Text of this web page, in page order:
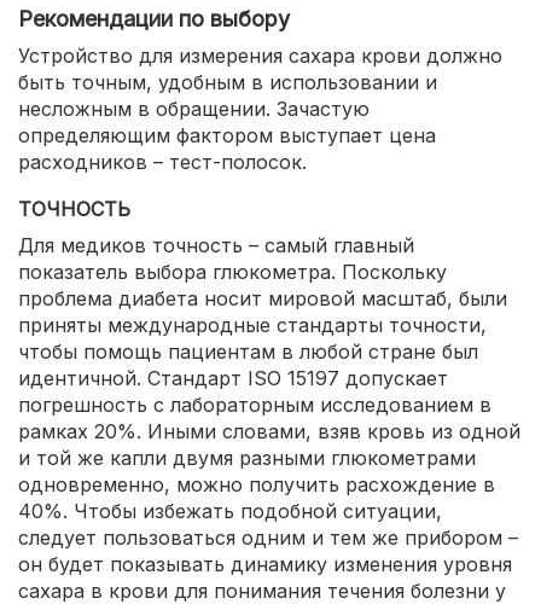
Рекомендации по выбору
Устройство для измерения сахара крови должно
быть точным, удобным в использовании и
несложным в обращении. Зачастую
определяющим фактором выступает цена
расходников – тест-полосок.
ТОЧНОСТЬ
Для медиков точность – самый главный
показатель выбора глюкометра. Поскольку
проблема диабета носит мировой масштаб, были
приняты международные стандарты точности,
чтобы помощь пациентам в любой стране был
идентичной. Стандарт ISO 15197 допускает
погрешность с лабораторным исследованием в
рамках 20%. Иными словами, взяв кровь из одной
и той же капли двумя разными глюкометрами
одновременно, можно получить расхождение в
40%. Чтобы избежать подобной ситуации,
следует пользоваться одним и тем же прибором –
он будет показывать динамику изменения уровня
сахара в крови для понимания течения болезни у